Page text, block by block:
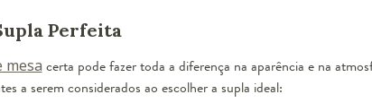
Perfeita
mesa certa pode fazer toda a diferença na aparência e na
a serem considerados ao escolher a supla ideal: